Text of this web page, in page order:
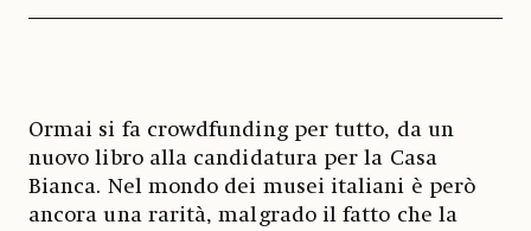
Ormai si fa crowdfunding per tutto, da un
nuovo libro alla candidatura per la Casa
Bianca. Nel mondo dei musei italiani è però
ancora una rarità, malgrado il fatto che la